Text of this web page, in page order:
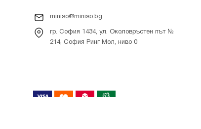
miniso@miniso.bg
гр. София 1434, ул. Околовръстен път №
214, София Ринг Мол, ниво 0